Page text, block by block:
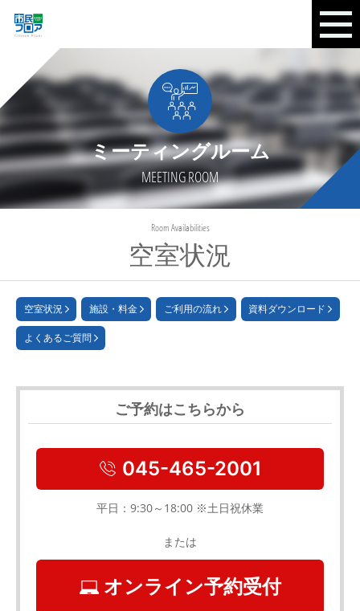
ミーティングルーム
MEETING ROOM
空室状況
Room Availabilities
空室状況 施設・料金 ご利用の流れ 資料ダウンロード
よくあるご質問
ご予約はこちらから
045-465-2001
平日：9:30～18:00 ※土日祝休業
または
オンライン予約受付